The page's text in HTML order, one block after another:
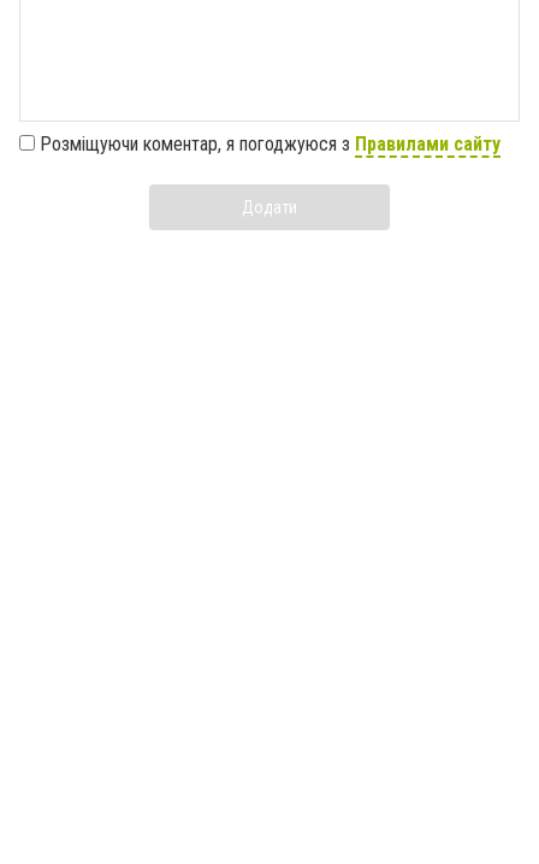
Розміщуючи коментар, я погоджуюся з Правилами сайту
Додати